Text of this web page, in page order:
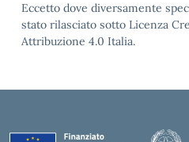
Eccetto dove diversamente
stato rilasciato sotto Licenza
Attribuzione 4.0 Italia.